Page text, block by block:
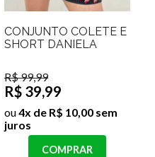
CONJUNTO COLETE E
SHORT DANIELA
R$ 99,99
R$ 39,99
ou4x de R$ 10,00 sem
juros
COMPRAR